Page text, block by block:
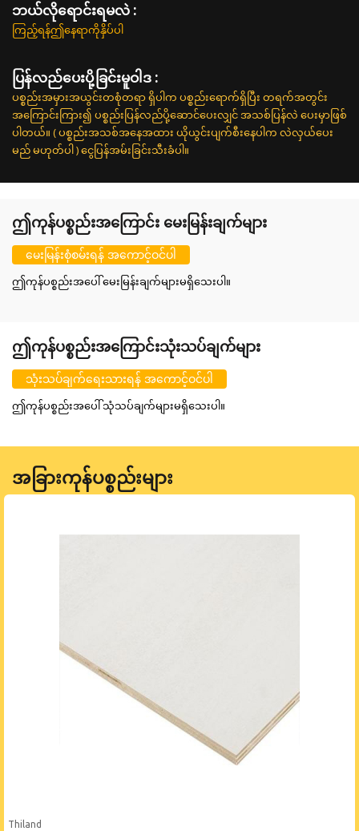
ဘယ်လိုရောင်းရမလဲ :
ကြည့်ရန်ဤနေရာကိုနှိပ်ပါ
ပြန်လည်ပေးပို့ခြင်းမူဝါဒ :
ပစ္စည်းအမှားအယွင်းတစုံတရာ ရှိပါက ပစ္စည်းရောက်ရှိပြီး တရက်အတွင်း
အကြောင်းကြား၍ ပစ္စည်းပြန်လည်ပို့ဆောင်ပေးလျှင် အသစ်ပြန်လဲ ပေးမှာဖြစ်
ပါတယ်။ ( ပစ္စည်းအသစ်အနေအထား ယိုယွင်းပျက်စီးနေပါက လဲလှယ်ပေး
မည် မဟုတ်ပါ ) ငွေပြန်အမ်းခြင်းသီးခံပါ။
ဤကုန်ပစ္စည်းအကြောင်း မေးမြန်းချက်များ
မေးမြန်းစုံစမ်းရန် အကောင့်ဝင်ပါ
ဤကုန်ပစ္စည်းအပေါ် မေးမြန်းချက်များမရှိသေးပါ။
ဤကုန်ပစ္စည်းအကြောင်းသုံးသပ်ချက်များ
သုံးသပ်ချက်ရေးသားရန် အကောင့်ဝင်ပါ
ဤကုန်ပစ္စည်းအပေါ် သုံသပ်ချက်များမရှိသေးပါ။
အခြားကုန်ပစ္စည်းများ
Thiland